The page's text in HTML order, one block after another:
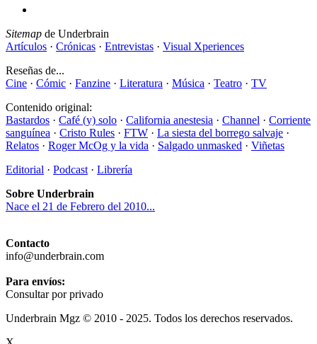
Sitemap de Underbrain
Artículos · Crónicas · Entrevistas · Visual Xperiences
Reseñas de...
Cine · Cómic · Fanzine · Literatura · Música · Teatro · TV
Contenido original:
Bastardos · Café (y) solo · California anestesia · Channel · Corriente
sanguínea · Cristo Rules · FTW · La siesta del borrego salvaje ·
Relatos · Roger McOg y la vida · Salgado unmasked · Viñetas
Editorial · Podcast · Librería
Sobre Underbrain
Nace el 21 de Febrero del 2010...
Contacto
info@underbrain.com
Para envíos:
Consultar por privado
Underbrain Mgz © 2010 - 2025. Todos los derechos reservados.